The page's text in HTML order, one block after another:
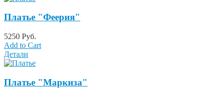
Платье "Феерия"
5250 Руб.
Add to Cart
Детали
Платье "Маркиза"